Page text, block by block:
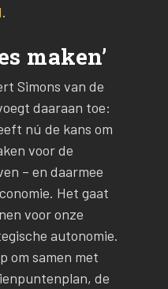
.
maken’
Simons van de
daaraan toe:
nú de kans om
voor de
– en daarmee
Het gaat
voor onze
autonomie.
om samen met
de